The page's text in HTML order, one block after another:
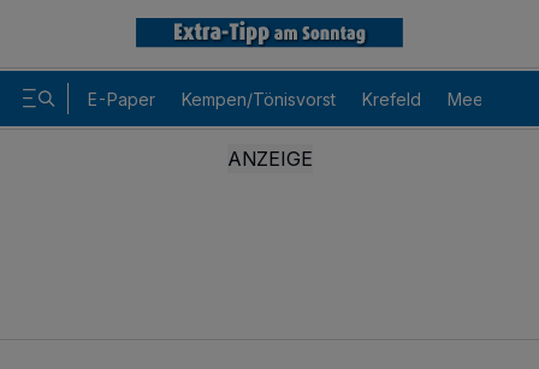
E-Paper Kempen/Tönisvorst Krefeld Meerbusch